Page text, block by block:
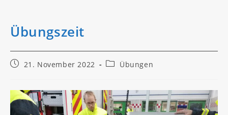
Übungszeit
Beitrag21. November 2022
Beitrags-
Übungen